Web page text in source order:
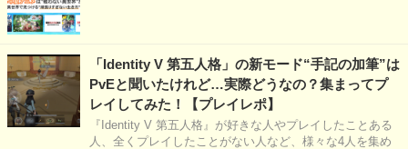
「Identity V 第五人格」の新モード“手記の加筆”は
PvEと聞いたけれど…実際どうなの？集まってプ
レイしてみた！【プレイレポ】
『Identity V 第五人格』が好きな人やプレイしたことある
人、全くプレイしたことがない人など、様々な4人を集め